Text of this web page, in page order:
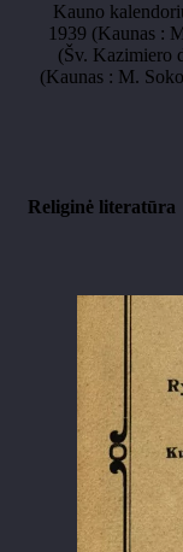
Kauno
1939 (Kaunas :
(Šv. Kazimiero
(Kaunas : M.
Religinė literatūra